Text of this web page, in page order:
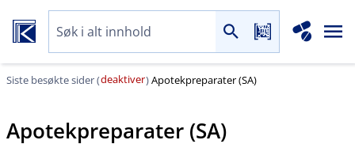
Siste besøkte sider (deaktiver)Apotekpreparater (SA)
Apotekpreparater (SA)